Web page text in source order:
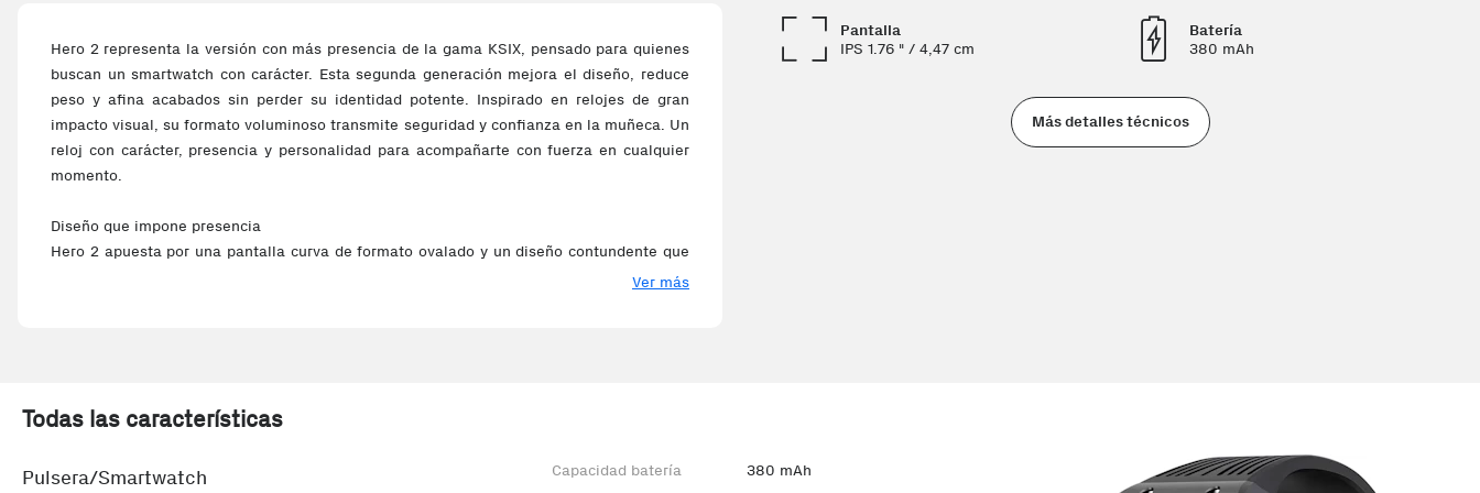
Hero 2 representa la versión con más presencia de la gama KSIX, pensado para quienes
buscan un smartwatch con carácter. Esta segunda generación mejora el diseño, reduce
peso y afina acabados sin perder su identidad potente. Inspirado en relojes de gran
impacto visual, su formato voluminoso transmite seguridad y confianza en la muñeca. Un
reloj con carácter, presencia y personalidad para acompañarte con fuerza en cualquier
momento.
Diseño que impone presencia
Hero 2 apuesta por una pantalla curva de formato ovalado y un diseño contundente que
se hace notar desde el primer vistazo. La estructura se ha afinado para ofrecer una
Pantalla curva, lectura cómoda
resolución de 320 × 385 px permite consultar datos, notificaciones y gráficos de forma
Ver más
Pantalla
IPS 1.76 " / 4,47 cm
Batería
380 mAh
Más detalles técnicos
Todas las características
Pulsera/Smartwatch Capacidad batería 380 mAh